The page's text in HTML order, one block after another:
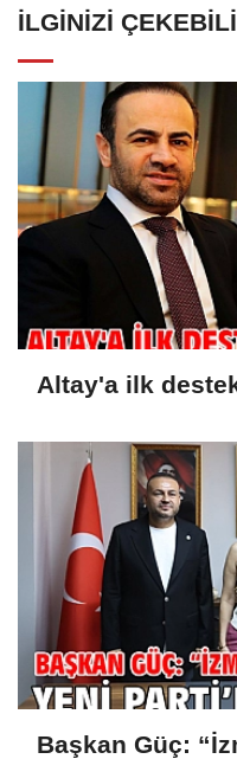
İLGINIZI
Altay'a ilk
Başkan Güç: